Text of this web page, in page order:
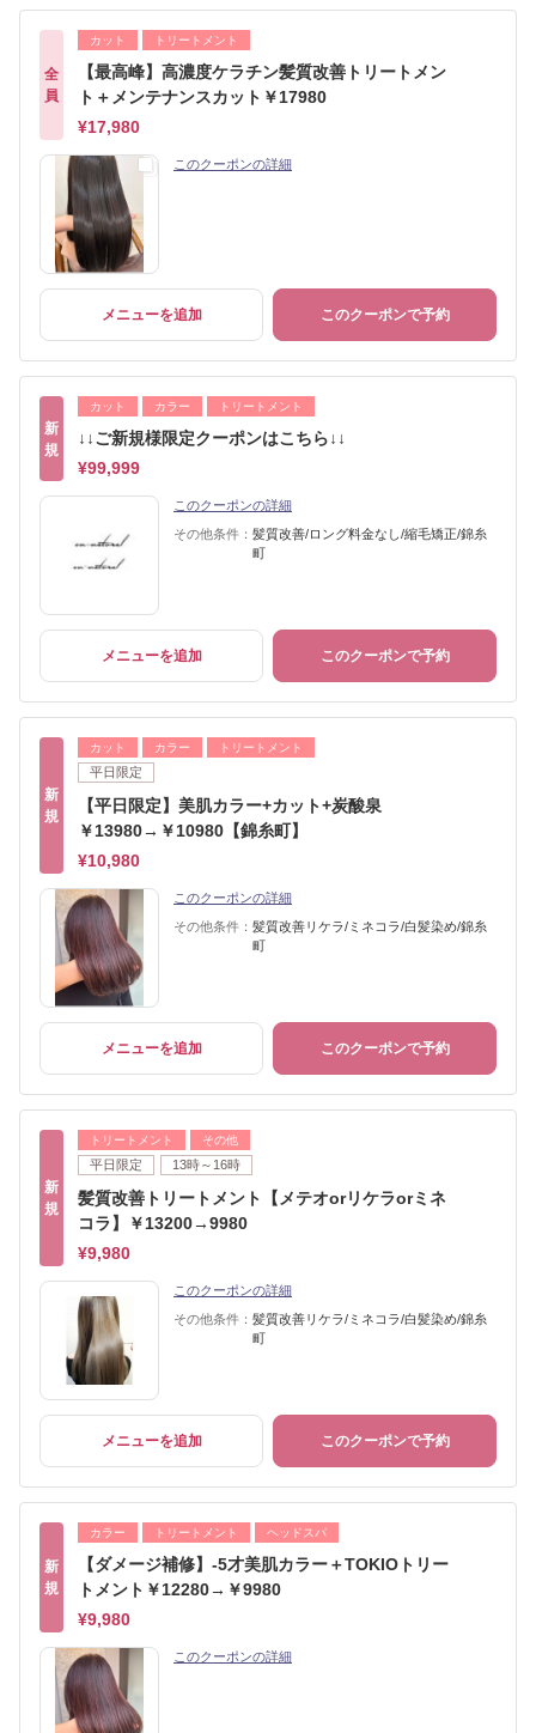
全
員
カット トリートメント
【最高峰】高濃度ケラチン髪質改善トリートメン
ト＋メンテナンスカット￥17980
¥17,980
このクーポンの詳細
メニューを追加 このクーポンで予約
新
規
カット カラー トリートメント
↓↓ご新規様限定クーポンはこちら↓↓
¥99,999
このクーポンの詳細
その他条件： 髪質改善/ロング料金なし/縮毛矯正/錦糸
町
メニューを追加 このクーポンで予約
新
規
カット カラー トリートメント
平日限定
【平日限定】美肌カラー+カット+炭酸泉
￥13980→￥10980【錦糸町】
¥10,980
このクーポンの詳細
その他条件： 髪質改善リケラ/ミネコラ/白髪染め/錦糸
町
メニューを追加 このクーポンで予約
新
規
トリートメント その他
平日限定 13時～16時
髪質改善トリートメント【メテオorリケラorミネ
コラ】￥13200→9980
¥9,980
このクーポンの詳細
その他条件： 髪質改善リケラ/ミネコラ/白髪染め/錦糸
町
メニューを追加 このクーポンで予約
新
規
カラー トリートメント ヘッドスパ
【ダメージ補修】-5才美肌カラー＋TOKIOトリー
トメント￥12280→￥9980
¥9,980
このクーポンの詳細